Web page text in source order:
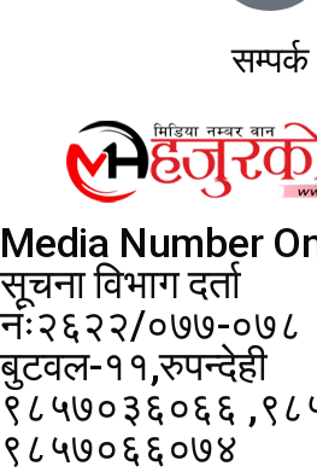
सम्पर्क
Media Number
सूचना विभाग दर्ता
नंः२६२२/०७७-०७८
बुटवल-११,रुपन्देही
९८५७०३६०६६
९८५७०६६०७४